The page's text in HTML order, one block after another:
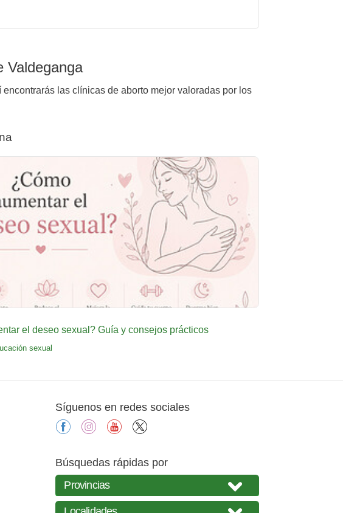
Valdeganga
las clínicas de aborto mejor valoradas por los
el deseo sexual? Guía y consejos prácticos
sexual
Síguenos en redes sociales
facebookinstagramyoutube
Búsquedas rápidas por